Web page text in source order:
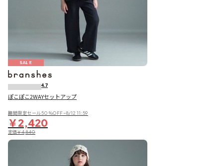
SALE
4.7
ぽこぽこ2WAYセットアップ
期間限定セール50％OFF~8/12 11:59
￥2,420
定価￥4,840